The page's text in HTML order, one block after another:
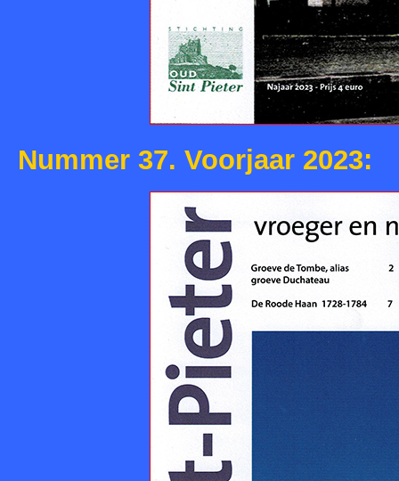
Nummer 37. Voorjaar 2023: